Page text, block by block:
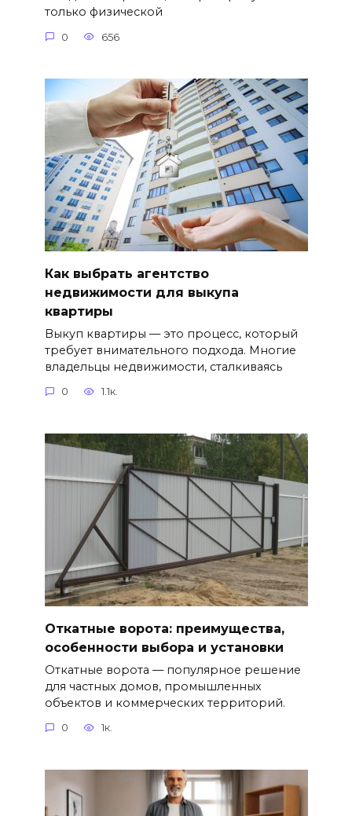
только физической
0 656
Как выбрать агентство
недвижимости для выкупа
квартиры
Выкуп квартиры — это процесс, который
требует внимательного подхода. Многие
владельцы недвижимости, сталкиваясь
0 1.1к.
Откатные ворота: преимущества,
особенности выбора и установки
Откатные ворота — популярное решение
для частных домов, промышленных
объектов и коммерческих территорий.
0 1к.